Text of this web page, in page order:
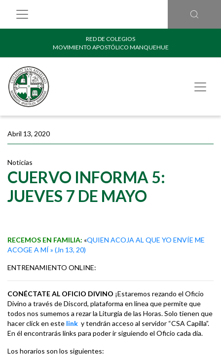
RED DE COLEGIOS
MOVIMIENTO APOSTÓLICO MANQUEHUE
Abril 13, 2020
Noticias
CUERVO INFORMA 5:
JUEVES 7 DE MAYO
RECEMOS EN FAMILIA: «QUIEN ACOJA AL QUE YO ENVÍE ME
ACOGE A MÍ » (Jn 13, 20)
ENTRENAMIENTO ONLINE:
CONÉCTATE AL OFICIO DIVINO ¡Estaremos rezando el Oficio
Divino a través de Discord, plataforma en linea que permite que
todos nos sumemos a rezar la Liturgia de las Horas. Solo tienen que
hacer click en este link y tendrán acceso al servidor “CSA Capilla”.
En él encontrarás links para poder ir siguiendo el Oficio cada día.
Los horarios son los siguientes: